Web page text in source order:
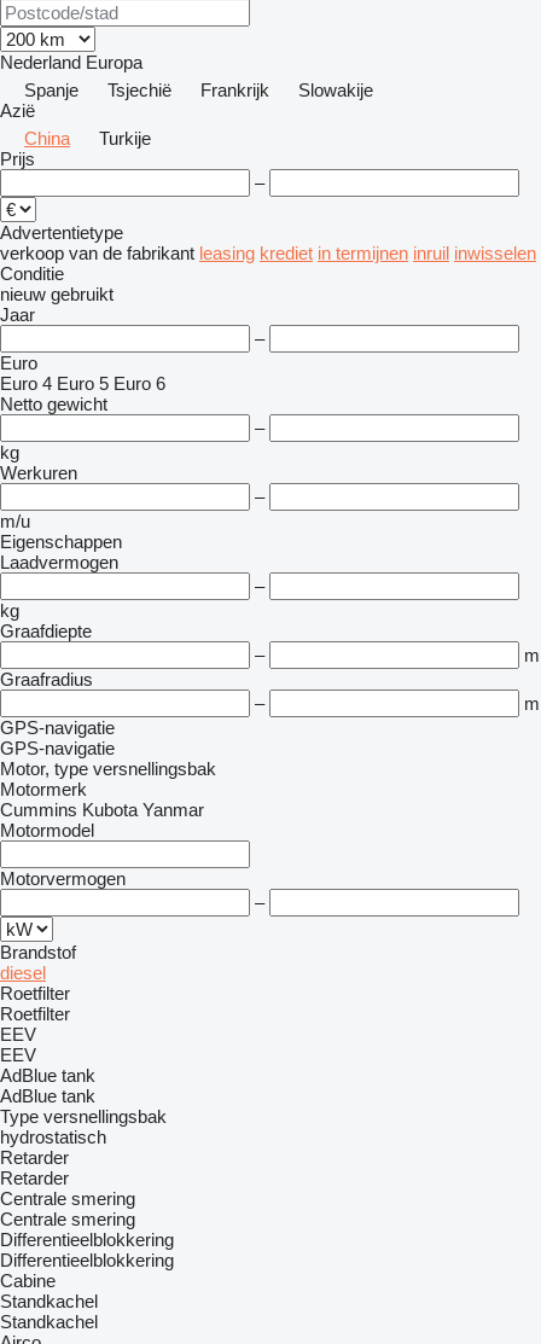
Nederland Europa
Spanje
Tsjechië Frankrijk
Slowakije
Azië
China
Turkije
Prijs
–
Advertentietype
verkoop van de fabrikant leasing krediet in termijnen inruil inwisselen
Conditie
nieuw gebruikt
Jaar
–
Euro
Euro 4 Euro 5 Euro 6
Netto gewicht
–
kg
Werkuren
–
m/u
Eigenschappen
Laadvermogen
–
kg
Graafdiepte
–
m
Graafradius
–
m
GPS-navigatie
GPS-navigatie
Motor, type versnellingsbak
Motormerk
Cummins Kubota Yanmar
Motormodel
Motorvermogen
–
Brandstof
diesel
Roetfilter
Roetfilter
EEV
EEV
AdBlue tank
AdBlue tank
Type versnellingsbak
hydrostatisch
Retarder
Retarder
Centrale smering
Centrale smering
Differentieelblokkering
Differentieelblokkering
Cabine
Standkachel
Standkachel